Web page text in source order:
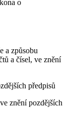
o
a způsobu
a čísel, ve znění
předpisů
znění pozdějších